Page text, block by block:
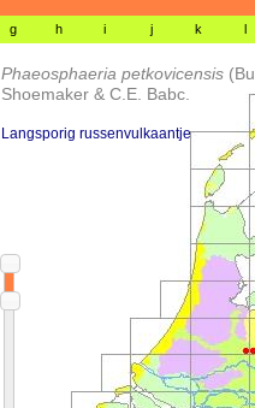
g h i j k l
Phaeosphaeria petkovicensis
Shoemaker & C.E. Babc.
Langsporig russenvulkaantje